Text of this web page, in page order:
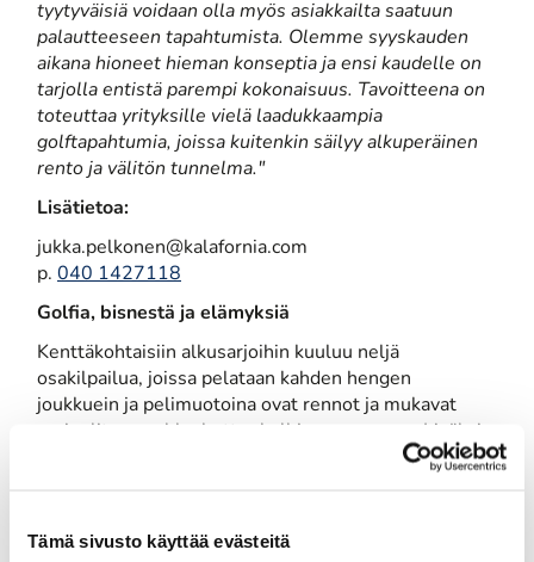
Tämä sivusto käyttää evästeitä
tyytyväisiä voidaan olla myös asiakkailta saatuun
palautteeseen tapahtumista. Olemme syyskauden
aikana hioneet hieman konseptia ja ensi kaudelle on
tarjolla entistä parempi kokonaisuus. Tavoitteena on
toteuttaa yrityksille vielä laadukkaampia
golftapahtumia, joissa kuitenkin säilyy alkuperäinen
rento ja välitön tunnelma."
Lisätietoa:
jukka.pelkonen@kalafornia.com
p. 040 1427118
Golfia, bisnestä ja elämyksiä
Kenttäkohtaisiin alkusarjoihin kuuluu neljä
osakilpailua, joissa pelataan kahden hengen
joukkuein ja pelimuotoina ovat rennot ja mukavat
mahdollisuus päästä mukaan finaalimatkalle.